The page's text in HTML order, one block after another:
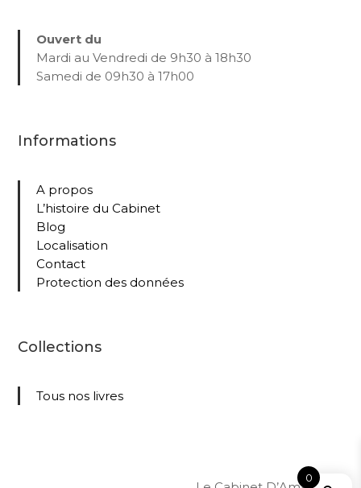
Ouvert du
Mardi au Vendredi de 9h30 à 18h30
Samedi de 09h30 à 17h00
Informations
A propos
L’histoire du Cabinet
Blog
Localisation
Contact
Protection des données
Collections
Tous nos livres
0